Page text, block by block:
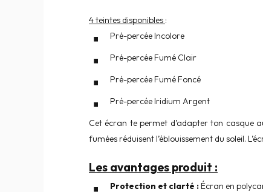
4 teintes disponibles :
Pré-percée Incolore
Pré-percée Fumé Clair
Pré-percée Fumé Foncé
Pré-percée Iridium Argent
Cet écran te permet d’adapter ton casque
fumées réduisent l’éblouissement du soleil.
Les avantages produit :
Protection et clarté : Écran en